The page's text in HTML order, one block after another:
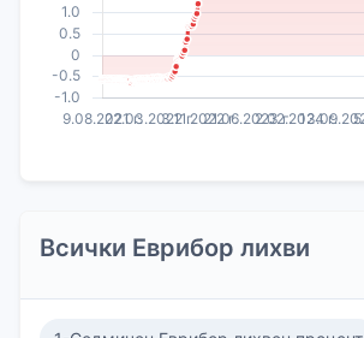
Всички Еврибор лихви